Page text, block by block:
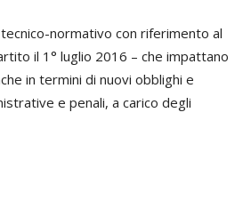
normativo con riferimento al
il 1° luglio 2016 – che impattano
in termini di nuovi obblighi e
e penali, a carico degli